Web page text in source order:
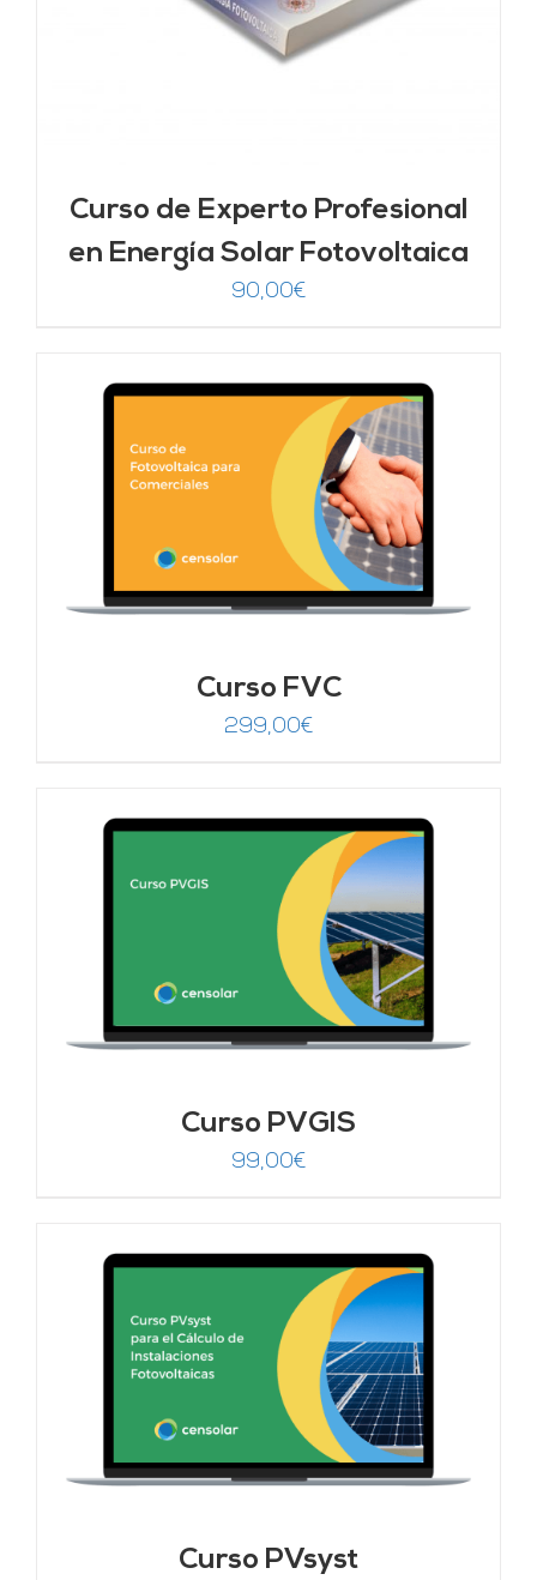
Curso de Experto Profesional
en Energía Solar Fotovoltaica
90,00€
Curso FVC
299,00€
Curso PVGIS
99,00€
Curso PVsyst